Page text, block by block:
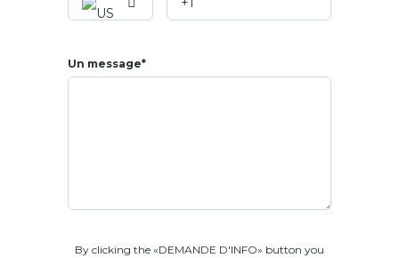
Un message*
By clicking the «DEMANDE D'INFO» button you